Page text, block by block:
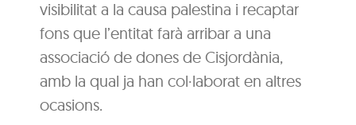
visibilitat a la causa palestina i recaptar
fons que l’entitat farà arribar a una
associació de dones de Cisjordània,
amb la qual ja han col·laborat en altres
ocasions.